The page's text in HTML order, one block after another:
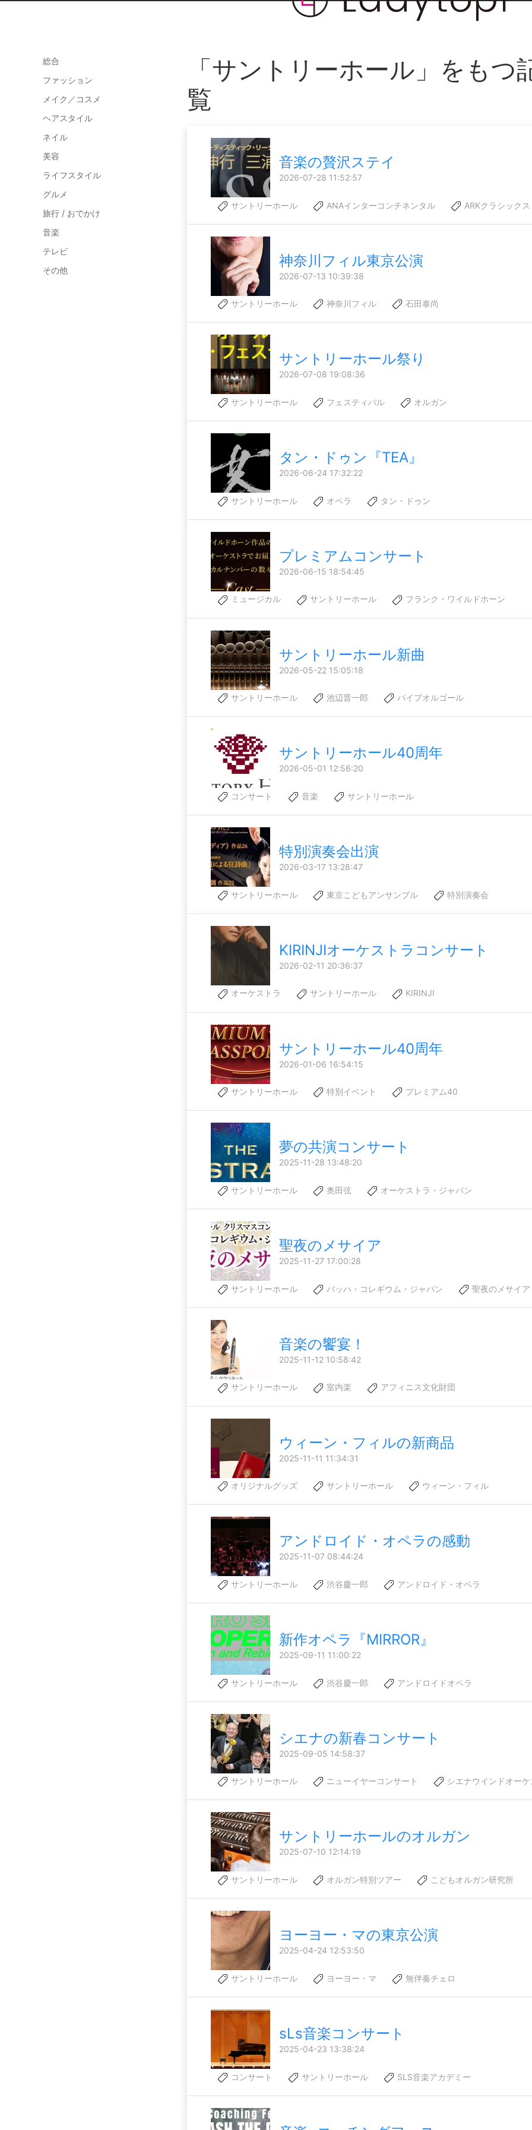
総合
ファッション
メイク／コスメ
ヘアスタイル
ネイル
美容
ライフスタイル
グルメ
旅行 / おでかけ
音楽
テレビ
その他
「サントリーホール」をもつ
覧
音楽の贅沢ステイ
2026-07-28 11:52:57
サントリーホール ANAインターコンチネンタル ARKクラシックス
神奈川フィル東京公演
2026-07-13 10:39:38
サントリーホール 神奈川フィル 石田泰尚
サントリーホール祭り
2026-07-08 19:08:36
サントリーホール フェスティバル オルガン
タン・ドゥン『TEA』
2026-06-24 17:32:22
サントリーホール オペラ タン・ドゥン
プレミアムコンサート
2026-06-15 18:54:45
ミュージカル サントリーホール フランク・ワイルドホーン
サントリーホール新曲
2026-05-22 15:05:18
サントリーホール 池辺晋一郎 パイプオルゴール
サントリーホール40周年
2026-05-01 12:56:20
コンサート 音楽 サントリーホール
特別演奏会出演
2026-03-17 13:28:47
サントリーホール 東京こどもアンサンブル 特別演奏会
KIRINJIオーケストラコンサート
2026-02-11 20:36:37
オーケストラ サントリーホール KIRINJI
サントリーホール40周年
2026-01-06 16:54:15
サントリーホール 特別イベント プレミアム40
夢の共演コンサート
2025-11-28 13:48:20
サントリーホール 奥田弦 オーケストラ・ジャパン
聖夜のメサイア
2025-11-27 17:00:28
サントリーホール バッハ・コレギウム・ジャパン 聖夜のメサイア
音楽の饗宴！
2025-11-12 10:58:42
サントリーホール 室内楽 アフィニス文化財団
ウィーン・フィルの新商品
2025-11-11 11:34:31
オリジナルグッズ サントリーホール ウィーン・フィル
アンドロイド・オペラの感動
2025-11-07 08:44:24
サントリーホール 渋谷慶一郎 アンドロイド・オペラ
新作オペラ『MIRROR』
2025-09-11 11:00:22
サントリーホール 渋谷慶一郎 アンドロイドオペラ
シエナの新春コンサート
2025-09-05 14:58:37
サントリーホール ニューイヤーコンサート シエナウインドオー
サントリーホールのオルガン
2025-07-10 12:14:19
サントリーホール オルガン特別ツアー こどもオルガン研究所
ヨーヨー・マの東京公演
2025-04-24 12:53:50
サントリーホール ヨーヨー・マ 無伴奏チェロ
sLs音楽コンサート
2025-04-23 13:38:24
コンサート サントリーホール SLS音楽アカデミー